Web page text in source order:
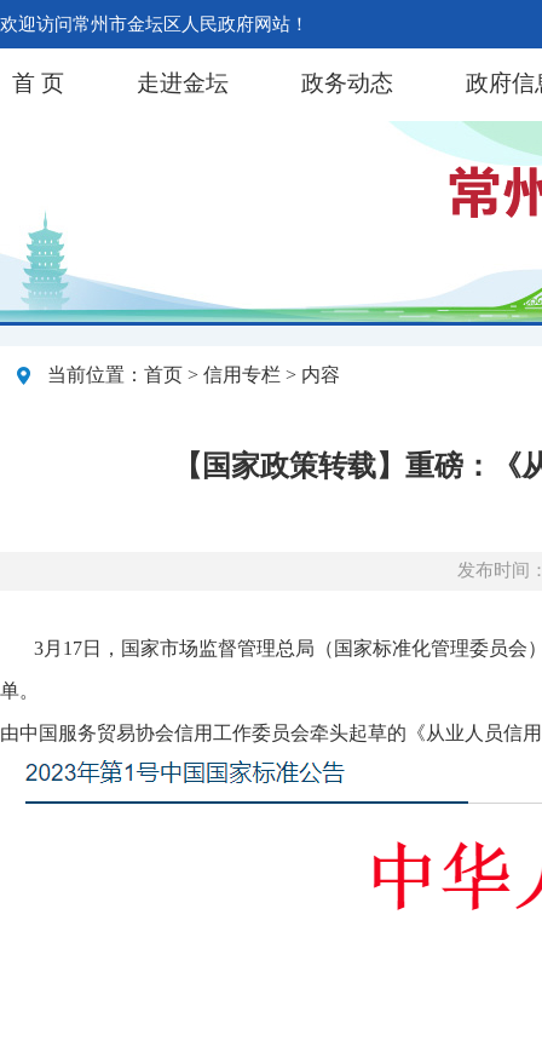
欢迎访问常州市金坛区人民政府网站！
首 页 走进金坛 政务动态 政府信
当前位置： 首页 > 信用专栏 > 内容
【国家政策转载】重磅：
发布时间
3月17日，国家市场监督管理总局（国家标准化管理委员会
单。
由中国服务贸易协会信用工作委员会牵头起草的《从业人员信